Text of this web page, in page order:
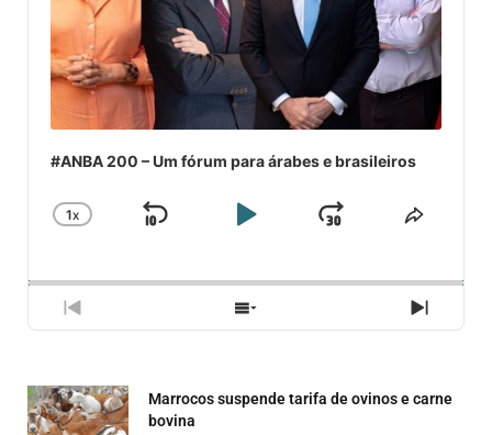
#ANBA 200 – Um fórum para árabes e brasileiros
CHANGE
1X
SKIP
PLAYJUMP
PREVIOUS
EPISODE
SHOW
EPISODES
NEXT
Marrocos suspende tarifa de ovinos e carne
bovina